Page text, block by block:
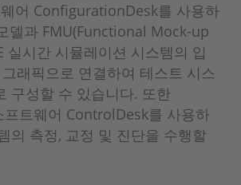
웨어 ConfigurationDesk를 사용하
델과 FMU(Functional Mock-up
실시간 시뮬레이션 시스템의 입
래픽으로 연결하여 테스트 시스
구성할 수 있습니다. 또한
프트웨어 ControlDesk를 사용하
의 측정, 교정 및 진단을 수행할